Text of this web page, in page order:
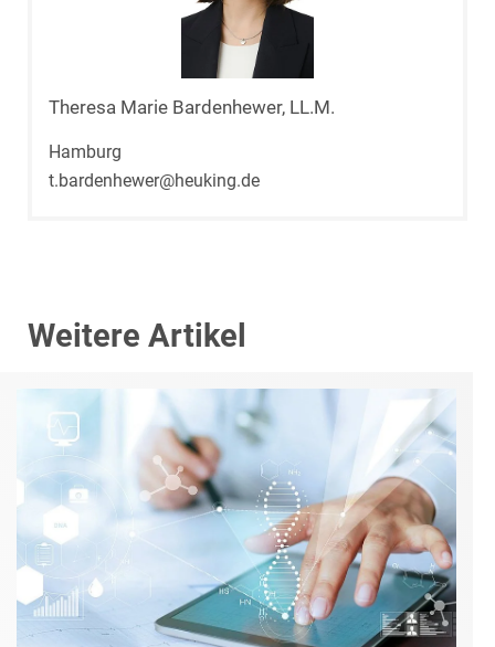
Theresa Marie Bardenhewer, LL.M.
Hamburg
t.bardenhewer@heuking.de
Weitere Artikel